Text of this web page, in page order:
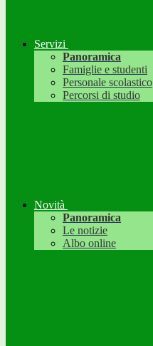
Servizi
Panoramica
Famiglie e studenti
Personale scolastico
Percorsi di studio
Novità
Panoramica
Le notizie
Albo online